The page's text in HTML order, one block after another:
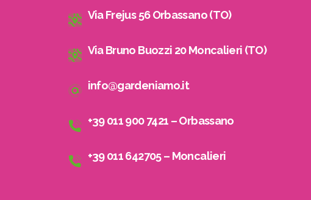
Via Frejus 56 Orbassano (TO)
Via Bruno Buozzi 20 Moncalieri (TO)
info@gardeniamo.it
+39 011 900 7421 – Orbassano
+39 011 642705 – Moncalieri